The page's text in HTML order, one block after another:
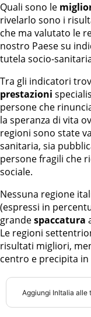
Quali sono le
rivelarlo sono i
che ma valutato le
nostro Paese su
tutela socio-
Tra gli indicatori
prestazioni
persone che
la speranza di vita
regioni sono state
sanitaria, sia
persone fragili che
sociale.
Nessuna regione
(espressi in
grandespaccatura
Le regioni
risultati migliori,
centro e precipita
Aggiungi InItalia alle